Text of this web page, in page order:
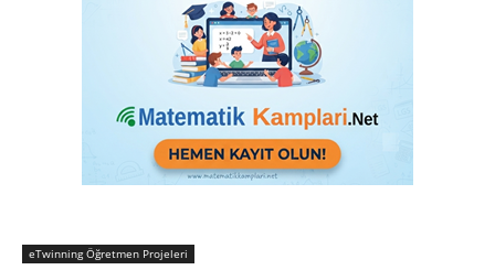
eTwinning Öğretmen Projeleri